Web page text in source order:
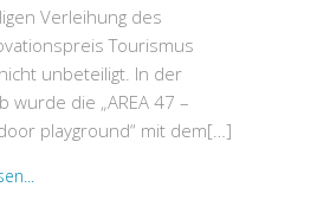
Verleihung des
Tourismus
unbeteiligt. In der
wurde die „AREA 47 –
playground“ mit dem[…]